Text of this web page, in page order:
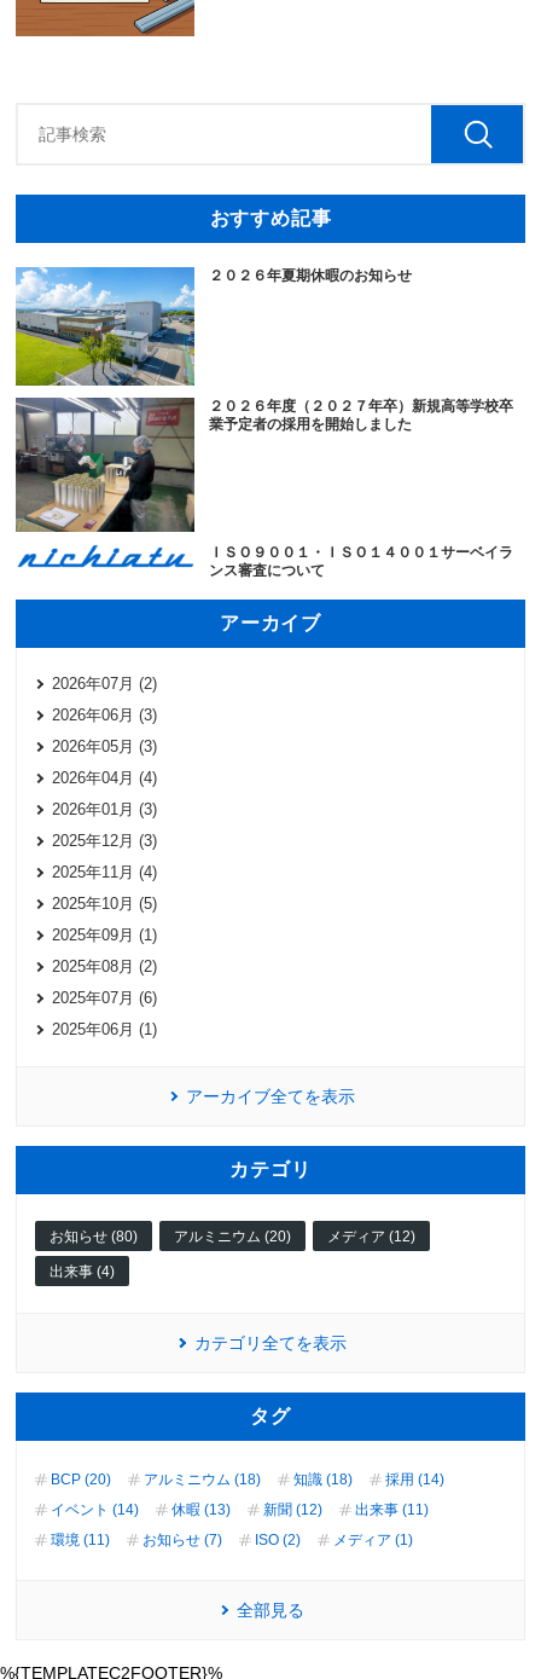
おすすめ記事
２０２６年夏期休暇のお知らせ
２０２６年度（２０２７年卒）新規高等学校卒
業予定者の採用を開始しました
ＩＳＯ９００１・ＩＳＯ１４００１サーベイラ
ンス審査について
アーカイブ
2026年07月 (2)
2026年06月 (3)
2026年05月 (3)
2026年04月 (4)
2026年01月 (3)
2025年12月 (3)
2025年11月 (4)
2025年10月 (5)
2025年09月 (1)
2025年08月 (2)
2025年07月 (6)
2025年06月 (1)
アーカイブ全てを表示
カテゴリ
お知らせ (80) アルミニウム (20) メディア (12)
出来事 (4)
カテゴリ全てを表示
タグ
BCP (20) アルミニウム (18) 知識 (18)
採用 (14)
イベント (14)
休暇 (13) 新聞 (12)
出来事 (11)
環境 (11)
お知らせ (7) ISO (2) メディア (1)
全部見る
%{TEMPLATEC2FOOTER}%